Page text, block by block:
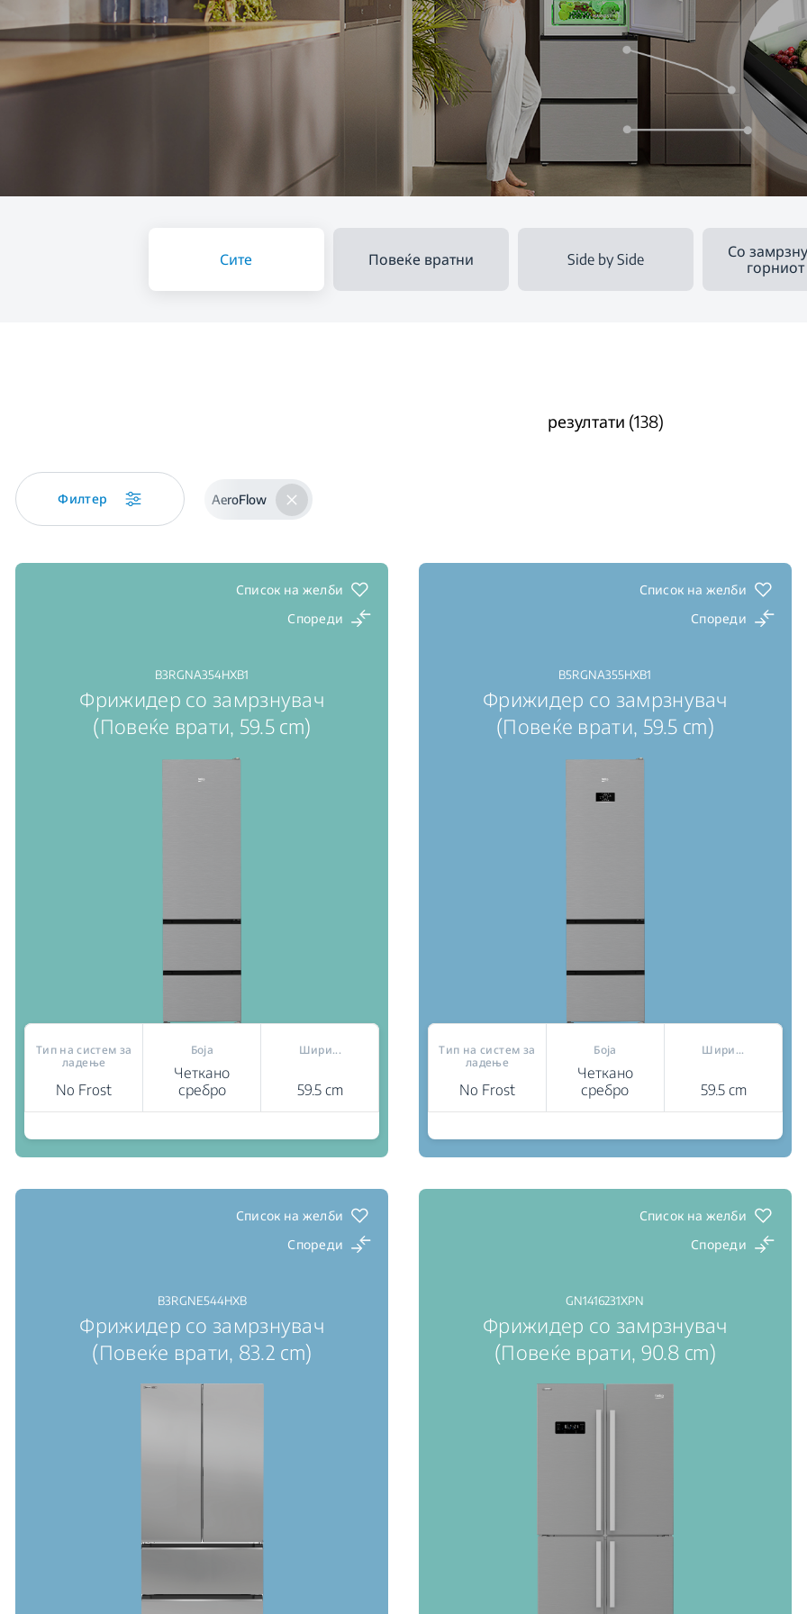
Сите Повеќе вратни Side by Side
Со
резултати (138)
Филтер AeroFlow
Список на желби
Спореди
B3RGNA354HXB1
Фрижидер со замрзнувач
(Повеќе врати, 59.5 cm)
Тип на систем за
ладење
No Frost
Боја
Четкано
сребро
Шири...
59.5 cm
HarvestFresh™: Инспириран од природата,
Список на желби
Спореди
B5RGNA355HXB1
Фрижидер со замрзнувач
(Повеќе врати, 59.5 cm)
Тип на систем за
ладење
No Frost
Боја
Четкано
сребро
Шири...
59.5 cm
HarvestFresh™: Инспириран од природата,
Список на желби
Спореди
B3RGNE544HXB
Фрижидер со замрзнувач
(Повеќе врати, 83.2 cm)
Список на желби
Спореди
GN1416231XPN
Фрижидер со замрзнувач
(Повеќе врати, 90.8 cm)